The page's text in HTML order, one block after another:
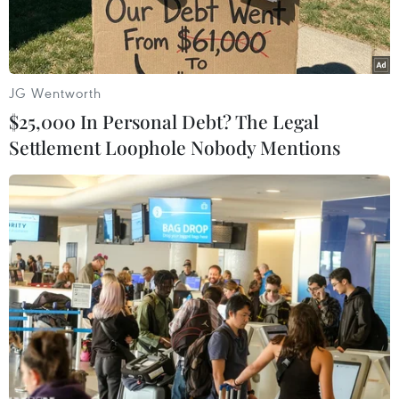
Phối cảnh các phương án xây dựng cầu đường sắt đô thị mới
vượt sông Hồng.
Ban Quản lý dự án đường sắt vừa có đề xuất lên
Bộ Giao thông Vận tải xin thay đổi một số thông
JG Wentworth
$25,000 In Personal Debt? The Legal
Settlement Loophole Nobody Mentions